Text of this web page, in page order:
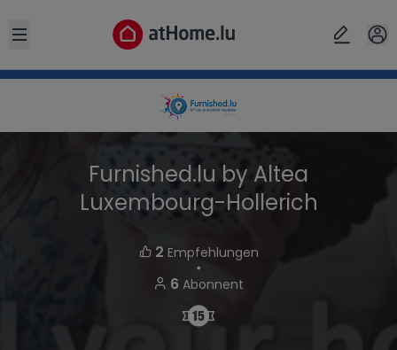
Open sidebar
Furnished.lu by Altea
Luxembourg-Hollerich
2 Empfehlungen
・
6 Abonnent